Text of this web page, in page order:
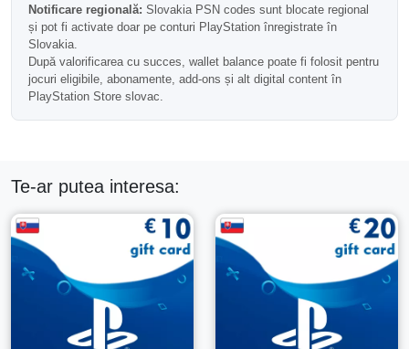
conturile PlayStation înregistrate în Slovacia.
Codurile PlayStation din Slovacia sunt blocate pe regiune
și nu pot fi activate pe conturile din alte țări. Te rugăm să
confirmi regiunea contului tău înainte de a achiziționa.
De ce să Alegi Cardul PSN de 100
utilizatorii activi de PlayStation care preferă să mențină un
lansări viitoare, reduceri în magazin și reînnoiri ale
abonamentelor.
Întrebări Frecvente
Poate fi folosit acest card pentru ediții premium?
Notificare regională: Slovakia PSN codes sunt blocate regional
și pot fi activate doar pe conturi PlayStation înregistrate în
Slovakia.
După valorificarea cu succes, wallet balance poate fi folosit pentru
jocuri eligibile, abonamente, add-ons și alt digital content în
PlayStation Store slovac.
Te-ar putea interesa: